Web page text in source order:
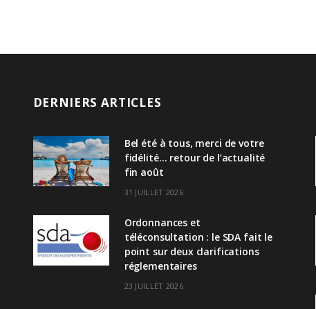
DERNIERS ARTICLES
Bel été à tous, merci de votre
fidélité… retour de l’actualité
fin août
31 JUILLET 2026
Ordonnances et
téléconsultation : le SDA fait le
point sur deux clarifications
réglementaires
23 JUILLET 2026